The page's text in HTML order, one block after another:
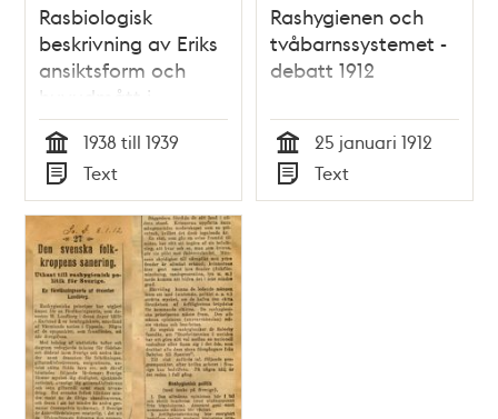
Rasbiologisk
beskrivning av Eriks
ansiktsform och
huvudmått i
skolarbete 1938-1939
Tid
1938 till 1939
Typ
Text
Rashygienen och
tvåbarnssystemet -
debatt 1912
Tid
25 januari 1912
Typ
Text